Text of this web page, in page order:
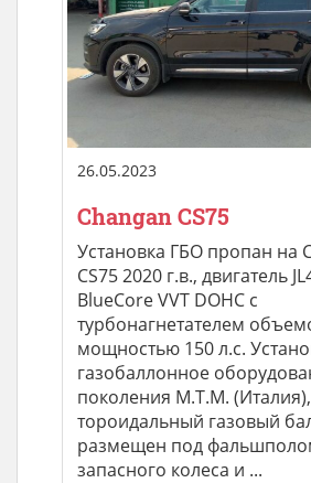
26.05.2023
Changan CS75
Установка ГБО пропан на
CS75 2020 г.в., двигатель
BlueCore VVT DOHC с
турбонагнетателем
мощностью 150 л.с.
газобаллонное
поколения М.Т.М. (Италия),
тороидальный газовый
размещен под
запасного колеса и ...